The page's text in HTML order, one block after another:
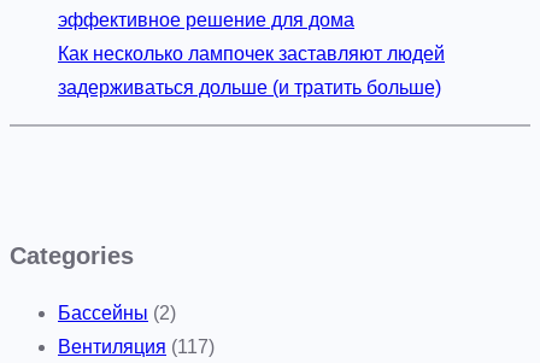
эффективное решение для дома
Как несколько лампочек заставляют людей
задерживаться дольше (и тратить больше)
Categories
Бассейны (2)
Вентиляция (117)